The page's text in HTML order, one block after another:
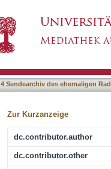
4 Sendearchiv des ehemaligen
Zur Kurzanzeige
dc.contributor.author
dc.contributor.other